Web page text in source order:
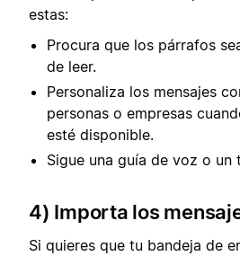
estas:
Procura que los párrafos
de leer.
Personaliza los mensajes
personas o empresas
esté disponible.
Sigue una guía de voz o un
4) Importa los
Si quieres que tu bandeja de